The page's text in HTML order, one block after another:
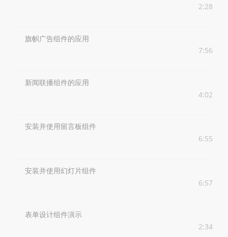
2:28
旗帜广告组件的应用
7:56
新闻联播组件的应用
4:02
安装并使用留言板组件
6:55
安装并使用幻灯片组件
6:57
表单设计组件演示
2:34